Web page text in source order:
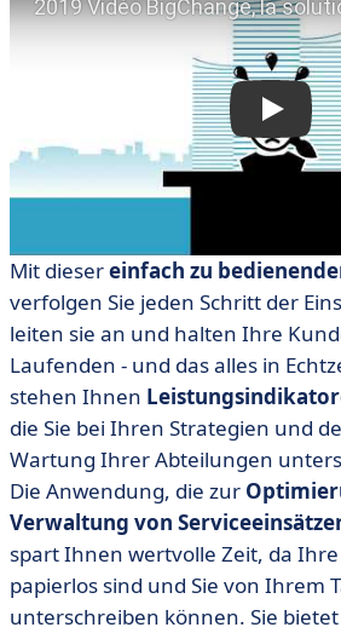
Mit diesereinfach zu
verfolgen Sie jeden Schritt der
leiten sie an und halten Ihre
Laufenden - und das alles in
stehen Ihnen
die Sie bei Ihren Strategien und
Wartung Ihrer Abteilungen
Die Anwendung, die zur
Verwaltung von
spart Ihnen wertvolle Zeit, da
papierlos sind und Sie von Ihrem
unterschreiben können. Sie